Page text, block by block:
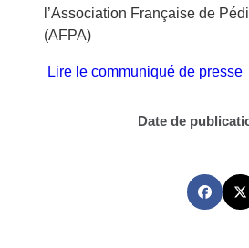
l’Association Française de
(AFPA)
Lire le communiqué de presse
Date de